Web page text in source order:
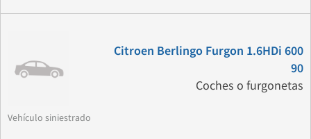
Citroen Berlingo Furgon 1.6HDi 600
90
Coches o furgonetas
Vehículo siniestrado